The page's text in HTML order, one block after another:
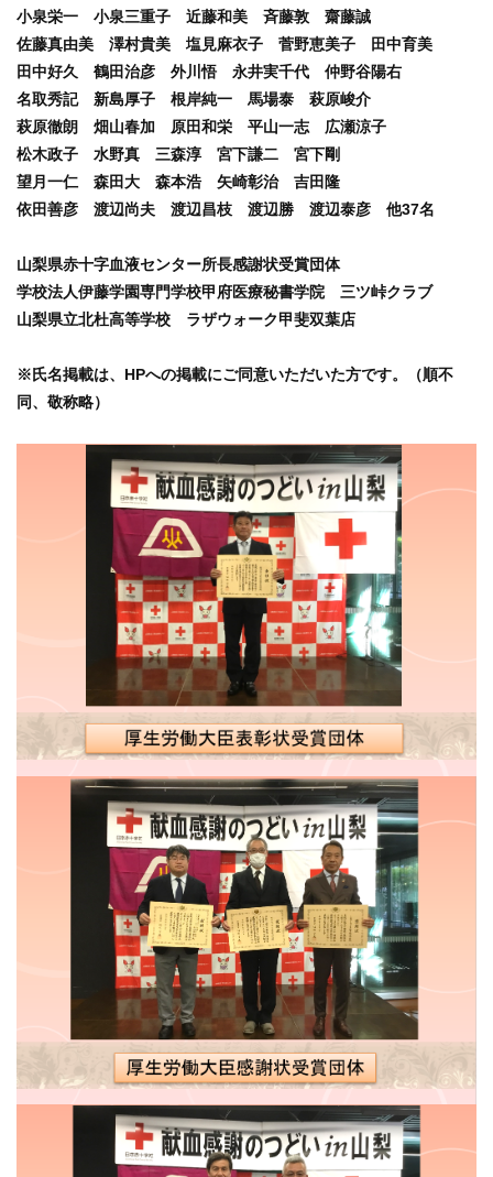
小泉栄一 小泉三重子 近藤和美 斉藤敦 齋藤誠
佐藤真由美 澤村貴美 塩見麻衣子 菅野恵美子
田中育美
田中好久 鶴田治彦 外川悟 永井実千代 仲野谷陽右
名取秀記 新島厚子 根岸純一 馬場泰 萩原峻介
萩原徹朗 畑山春加 原田和栄 平山一志 広瀬涼子
松木政子 水野真 三森淳 宮下謙二 宮下剛
望月一仁 森田大 森本浩 矢崎彰治 吉田隆
依田善彦 渡辺尚夫 渡辺昌枝 渡辺勝 渡辺泰彦 他37名
山梨県赤十字血液センター所長感謝状受賞団体
学校法人伊藤学園専門学校甲府医療秘書学院 三ツ峠クラブ
山梨県立北杜高等学校 ラザウォーク甲斐双葉店
※氏名掲載は、 HPへの掲載にご同意いただいた方です。（順不
同、敬称略）